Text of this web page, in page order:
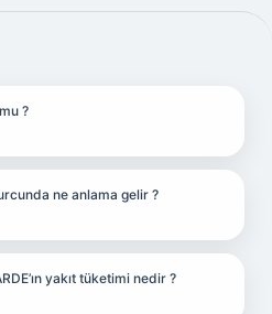
?
ne anlama gelir ?
yakıt tüketimi nedir ?